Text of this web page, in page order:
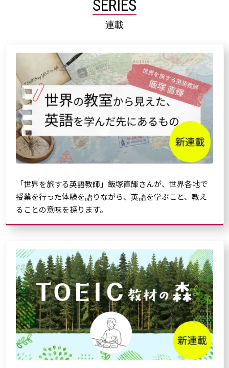
SERIES
連載
「世界を旅する英語教師」飯塚直輝さんが、世界各地で
授業を行った体験を語りながら、英語を学ぶこと、教え
ることの意味を探ります。